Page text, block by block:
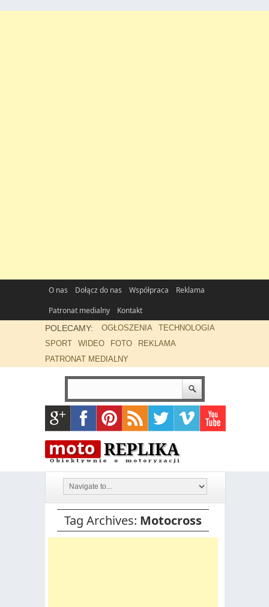
O nas Dołącz do nas Współpraca
Reklama
Patronat medialny
Kontakt
POLECAMY: OGŁOSZENIA
TECHNOLOGIA
SPORT
WIDEO FOTO
REKLAMA
PATRONAT MEDIALNY
Tag Archives: Motocross